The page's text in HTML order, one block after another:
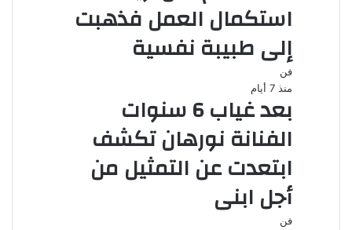
استكمال العمل فذهبت
إلى طبيبة نفسية
فن
منذ 7 أيام
بعد غياب 6 سنوات
الفنانة نورهان تكشف
ابتعدت عن التمثيل من
أجل ابنى
فن